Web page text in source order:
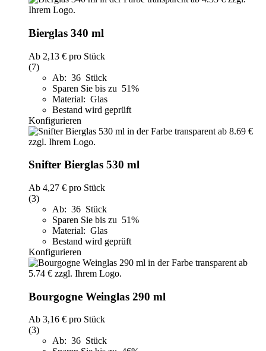
Bierglas 340 ml
Ab 2,13 € pro Stück
(7)
Ab: 36 Stück
Sparen Sie bis zu 51%
Material: Glas
Bestand wird geprüft
Konfigurieren
Snifter Bierglas 530 ml
Ab 4,27 € pro Stück
(3)
Ab: 36 Stück
Sparen Sie bis zu 51%
Material: Glas
Bestand wird geprüft
Konfigurieren
Bourgogne Weinglas 290 ml
Ab 3,16 € pro Stück
(3)
Ab: 36 Stück